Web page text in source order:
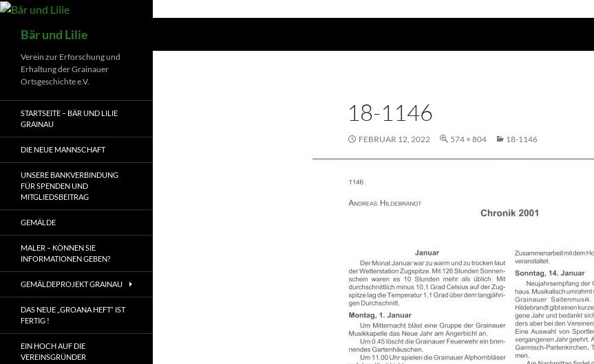
Zum
springenBär und Lilie
18-1146
FEBRUAR 12, 2022 574 × 804 18-1146
Verein zur Erforschung und
Erhaltung der Grainauer
Ortsgeschichte e.V.
STARTSEITE – BÄR UND LILIE
GRAINAU
DIE NEUE MANNSCHAFT
UNSERE BANKVERBINDUNG
FÜR SPENDEN UND
MITGLIEDSBEITRAG
GEMÄLDE
MALER – KÖNNEN SIE
INFORMATIONEN GEBEN?
GEMÄLDEPROJEKT GRAINAU
DAS NEUE „GROANA HEFT“ IST
FERTIG !
EIN HOCH AUF DIE
VEREINSGRÜNDER